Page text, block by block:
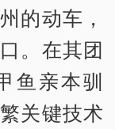
的动车，
。在其团
鱼亲本驯
关键技术